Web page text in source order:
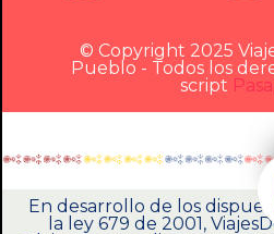
© Copyright 2025
Pueblo - Todos los
script
En desarrollo de los
la ley 679 de 2001,